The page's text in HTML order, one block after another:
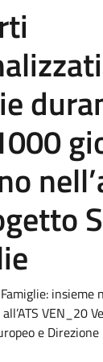
insieme
VEN_20
e